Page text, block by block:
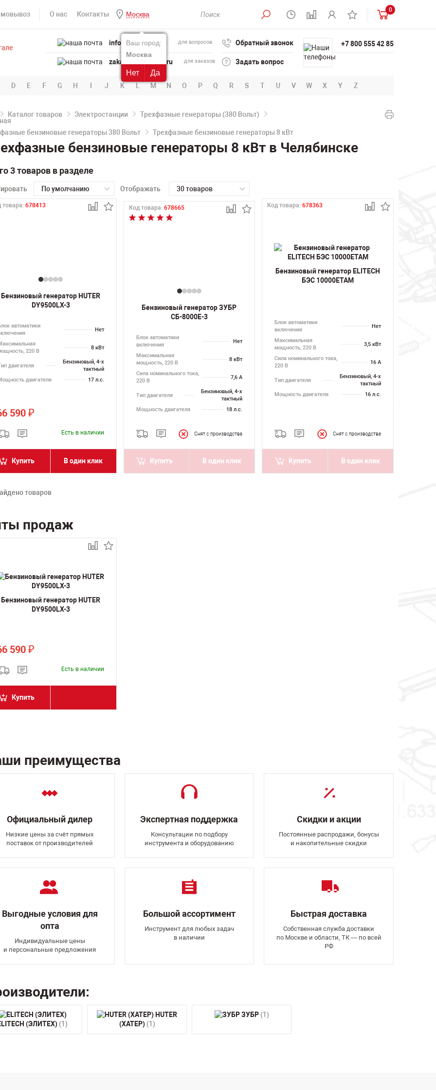
О нас Контакты Москва
Ваш город:
Москва
Нет Да
0
info@powertool.ru для вопросов
zakaz@powertool.ru для заказов
Обратный звонок
Задать вопрос
+7 800 555 42 85
D E F G H I J K L M N O P Q R S T U V W X Y Z
Каталог товаров Электростанции Трехфазные генераторы (380 Вольт)
бензиновые генераторы 380 Вольт Трехфазные бензиновые генераторы 8 кВт
бензиновые генераторы 8 кВт в Челябинске
3 товаров в разделе
По умолчанию Отображать 30 товаров
товара: 678413
Бензиновый генератор HUTER
DY9500LX-3
автоматики
Нет
220 В
8 кВт
двигателя
Бензиновый, 4-х
тактный
двигателя
17 л.с.
590 ₽
Есть в наличии
Купить В один клик
Код товара: 678665
Бензиновый генератор ЗУБР
СБ-8000Е-3
Блок автоматики
включения
Нет
Максимальная
мощность, 220 В
8 кВт
Сила номинального тока,
220 В
7,6 А
Тип двигателя
Бензиновый, 4-х
тактный
Мощность двигателя
18 л.с.
Купить В один клик
Код товара:678363
Бензиновый генератор ELITECH
БЭС 10000ЕТАМ
Блок автоматики
включения
Нет
Максимальная
мощность, 220 В
3,5 кВт
Сила номинального тока,
220 В
16 А
Тип двигателя
Бензиновый, 4-х
тактный
Мощность двигателя
16 л.с.
Купить В один клик
товаров
продаж
Бензиновый генератор HUTER
DY9500LX-3
590 ₽
Есть в наличии
Купить
преимущества
Официальный дилер
Низкие цены за счёт прямых
поставок от производителей
Экспертная поддержка
Консультации по подбору
инструмента и оборудованию
Скидки и акции
Постоянные распродажи, бонусы
и накопительные скидки
Выгодные условия для
опта
Индивидуальные цены
и персональные предложения
Большой ассортимент
Инструмент для любых задач
в наличии
Быстрая доставка
Собственная служба доставки
по Москве и области, ТК — по всей
РФ
(ЭЛИТЕХ) (1)
HUTER
(ХАТЕР) (1)
ЗУБР (1)